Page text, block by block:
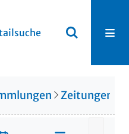
Zeitungen